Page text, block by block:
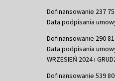
Dofinansowanie 237
Data podpisania
Dofinansowanie 290
Data podpisania
WRZESIEŃ 2024 i
Dofinansowanie 539